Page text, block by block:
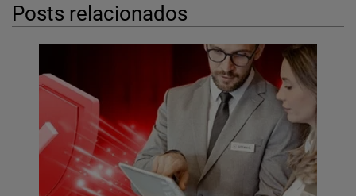
Posts relacionados